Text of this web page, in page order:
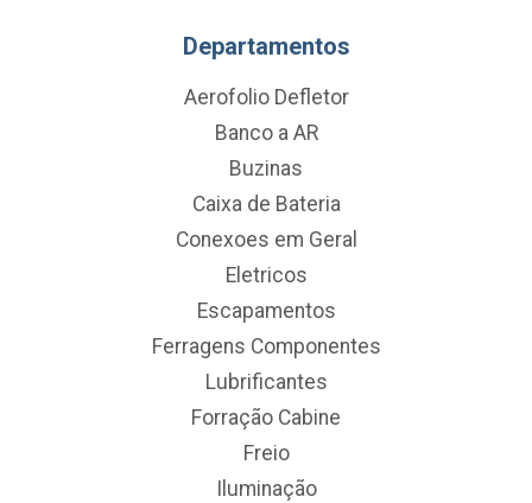
Departamentos
Aerofolio Defletor
Banco a AR
Buzinas
Caixa de Bateria
Conexoes em Geral
Eletricos
Escapamentos
Ferragens Componentes
Lubrificantes
Forração Cabine
Freio
Iluminação